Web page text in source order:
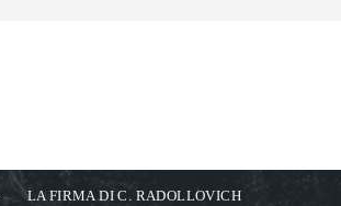
LA FIRMA DI C. RADOLLOVICH